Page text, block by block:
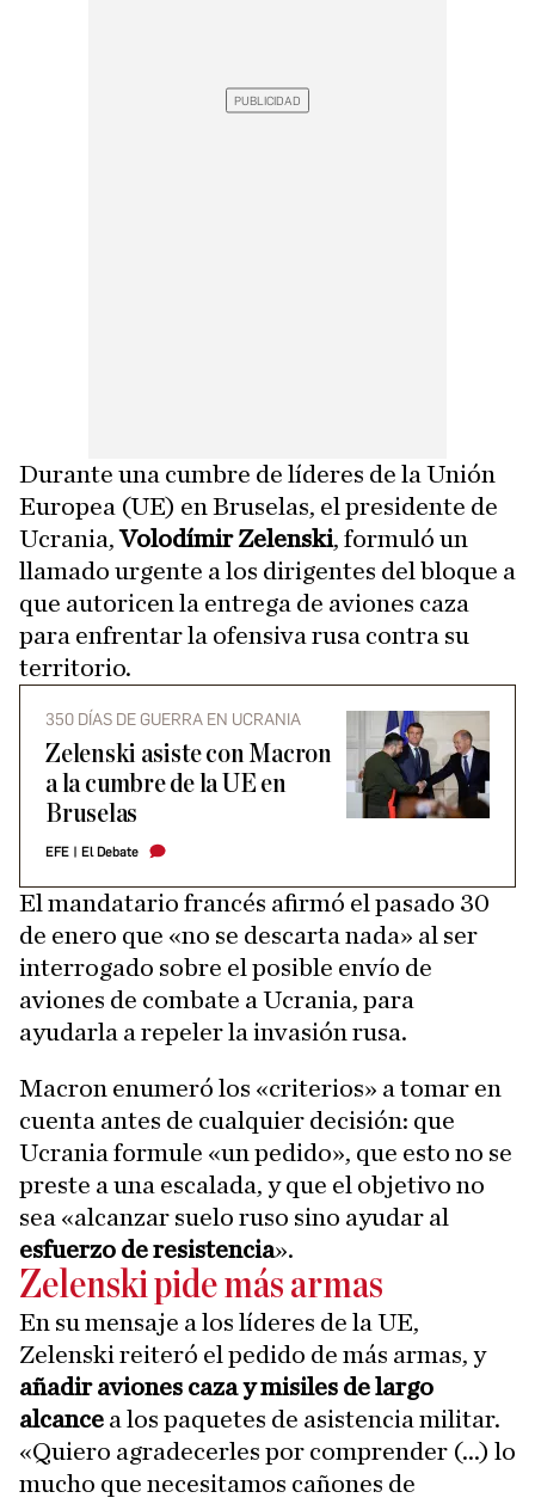
Durante una cumbre de líderes de la Unión
Europea (UE) en Bruselas, el presidente de
Ucrania,Volodímir Zelenski, formuló un
llamado urgente a los dirigentes del bloque a
que autoricen la entrega de aviones caza
para enfrentar la ofensiva rusa contra su
territorio.
350 DÍAS DE GUERRA EN UCRANIA
Zelenski asiste con Macron
a la cumbre de la UE en
Bruselas
EFE | El Debate
El mandatario francés afirmó el pasado 30
de enero que «no se descarta nada» al ser
interrogado sobre el posible envío de
aviones de combate a Ucrania, para
ayudarla a repeler la invasión rusa.
Macron enumeró los «criterios» a tomar en
cuenta antes de cualquier decisión: que
Ucrania formule «un pedido», que esto no se
preste a una escalada, y que el objetivo no
sea «alcanzar suelo ruso sino ayudar al
esfuerzo de resistencia».
Zelenski pide más armas
En su mensaje a los líderes de la UE,
Zelenski reiteró el pedido de más armas, y
añadir aviones caza y misiles de largo
alcance a los paquetes de asistencia militar.
«Quiero agradecerles por comprender (...) lo
mucho que necesitamos cañones de